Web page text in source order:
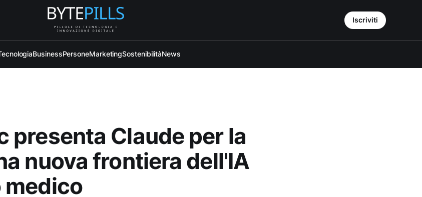
BusinessPersoneMarketingSostenibilitàNews
Iscriviti
presenta Claude per la
nuova frontiera dell'IA
medico